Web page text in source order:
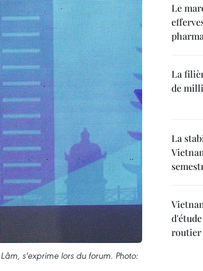
s'exprime lors du forum. Photo:
Le
La
de
La